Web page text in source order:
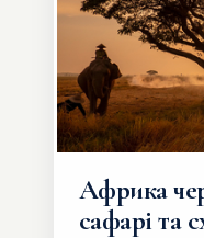
Африка
сафарі та